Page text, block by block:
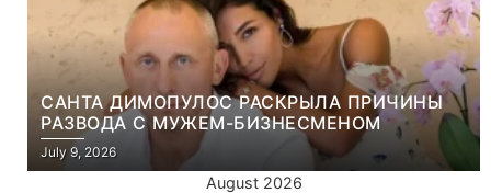
САНТА ДИМОПУЛОС РАСКРЫЛА ПРИЧИНЫ
РАЗВОДА С МУЖЕМ-БИЗНЕСМЕНОМ
July 9, 2026
August 2026